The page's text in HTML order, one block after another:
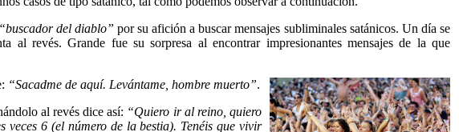
“buscador del diablo” por su afición a buscar mensajes subliminales satánicos. Un día se
revés. Grande fue su sorpresa al encontrar impresionantes mensajes de la que
“Sacadme de aquí. Levántame, hombre muerto”.
al revés dice así: “Quiero ir al reino, quiero
6 (el número de la bestia). Tenéis que vivir